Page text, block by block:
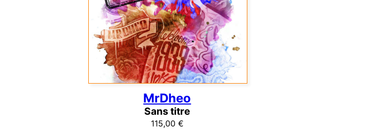
MrDheo
Sans titre
115,00 €